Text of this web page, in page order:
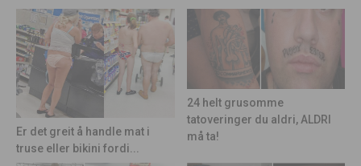
Er det greit å handle mat i
truse eller bikini fordi...
24 helt grusomme
tatoveringer du aldri, ALDRI
må ta!